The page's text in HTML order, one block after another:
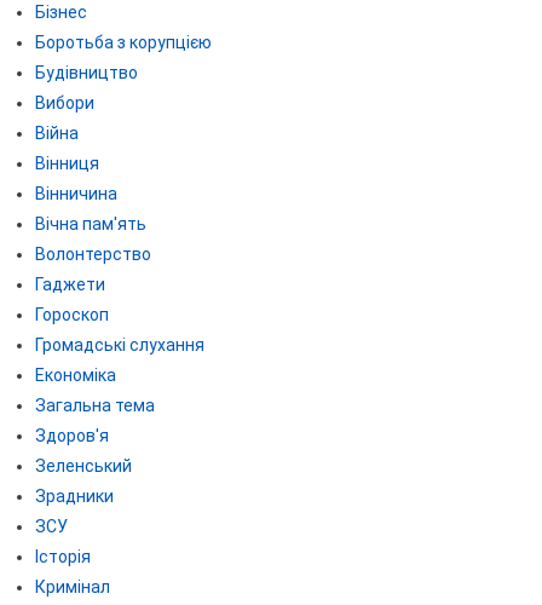
Бізнес
Боротьба з корупцією
Будівництво
Вибори
Війна
Вінниця
Вінничина
Вічна пам'ять
Волонтерство
Гаджети
Гороскоп
Громадські слухання
Економіка
Загальна тема
Здоров'я
Зеленський
Зрадники
ЗСУ
Історія
Кримінал